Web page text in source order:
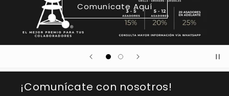
Comunícate Aquí
¡Comunícate con nosotros!